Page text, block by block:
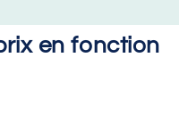
en fonction